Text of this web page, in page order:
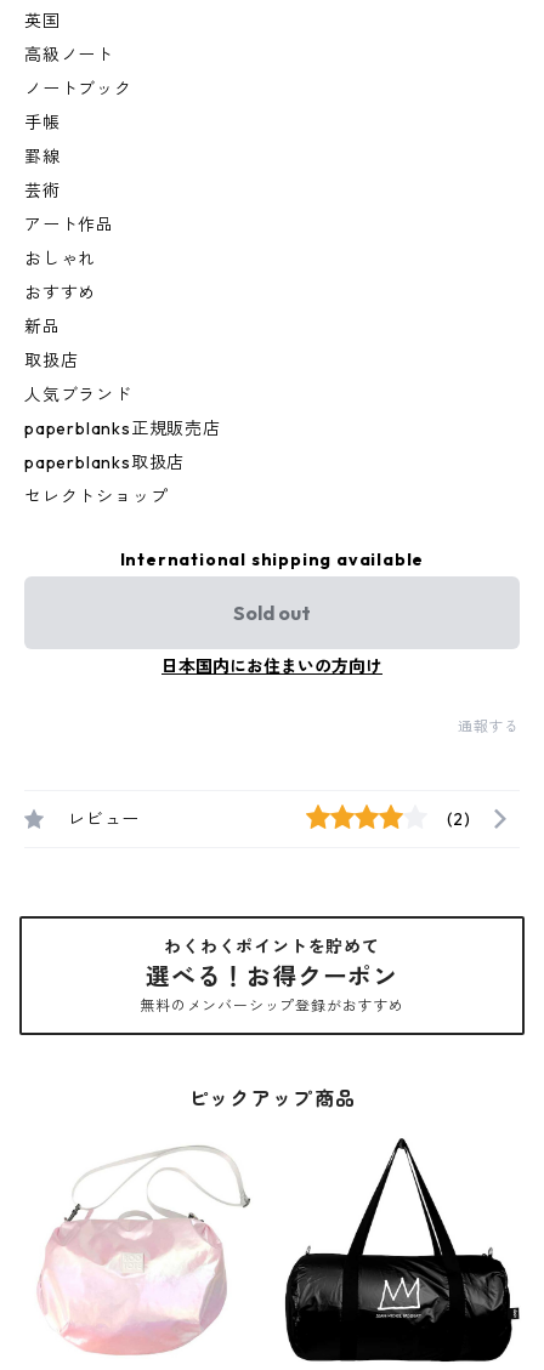
英国
高級ノート
ノートブック
手帳
罫線
芸術
アート作品
おしゃれ
おすすめ
新品
取扱店
人気ブランド
paperblanks正規販売店
paperblanks取扱店
セレクトショップ
International shipping available
Sold out
日本国内にお住まいの方向け
通報する
レビュー (2)
わくわくポイントを貯めて
選べる！お得クーポン
無料のメンバーシップ登録がおすすめ
ピックアップ商品